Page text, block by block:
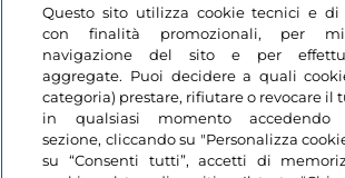
Questo sito utilizza cookie tecnici e di
con finalità promozionali, per
navigazione del sito e per
aggregate. Puoi decidere a quali
categoria) prestare, rifiutare o revocare il
in qualsiasi momento accedendo
sezione, cliccando su "Personalizza
su “Consenti tutti”, accetti di